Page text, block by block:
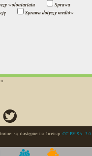
wolontariatu
Sprawa
Sprawa dotyczy mediów
Google
są dostępne na licencjiCC-BY-SA 3.0.